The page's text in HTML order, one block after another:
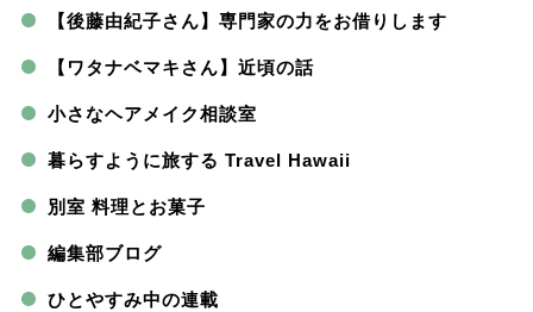
【後藤由紀子さん】専門家の力をお借りします
【ワタナベマキさん】近頃の話
小さなヘアメイク相談室
暮らすように旅する Travel Hawaii
別室 料理とお菓子
編集部ブログ
ひとやすみ中の連載